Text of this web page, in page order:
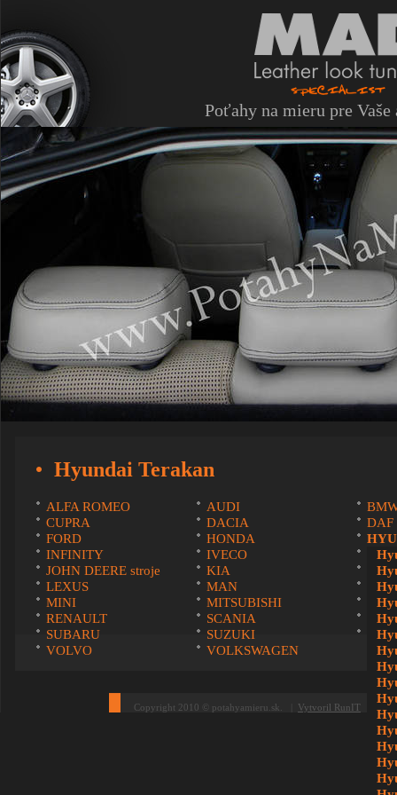
Poťahy na mieru pre Vaše
Hyundai Terakan
ALFA ROMEO AUDI
CUPRA
DACIA
DAF
FORD
HONDA
INFINITY IVECO
JOHN DEERE stroje
KIA
LEXUS
MAN
MINI
MITSUBISHI
RENAULT
SCANIA
SEAT
SUBARU
SUZUKI
VOLVO
VOLKSWAGEN
Copyright 2010 © potahyamieru.sk. | Vytvoril RunIT